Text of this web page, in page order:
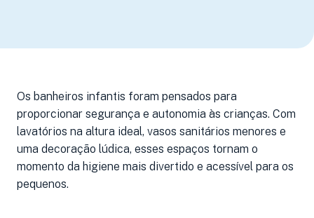
Os banheiros infantis foram pensados para
proporcionar segurança e autonomia às crianças. Com
lavatórios na altura ideal, vasos sanitários menores e
uma decoração lúdica, esses espaços tornam o
momento da higiene mais divertido e acessível para os
pequenos.